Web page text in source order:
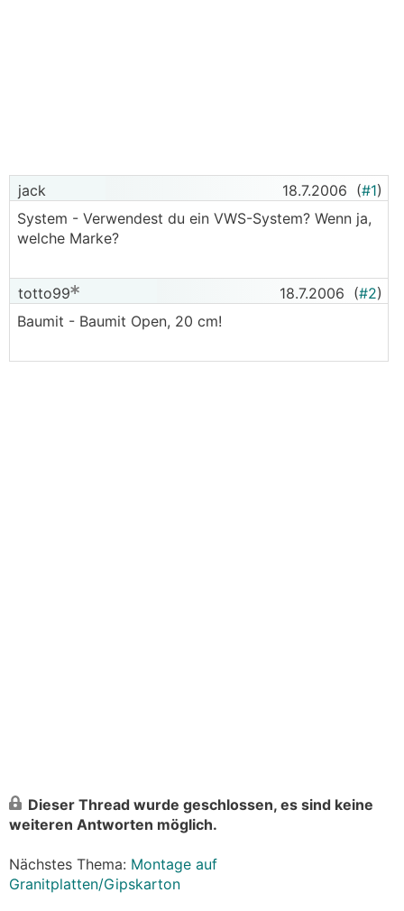
jack 18.7.2006 (#1)
System - Verwendest du ein VWS-System? Wenn ja,
welche Marke?
totto99 18.7.2006 (#2)
Baumit - Baumit Open, 20 cm!
Dieser Thread wurde geschlossen, es sind keine
weiteren Antworten möglich.
Nächstes Thema: Montage auf
Granitplatten/Gipskarton